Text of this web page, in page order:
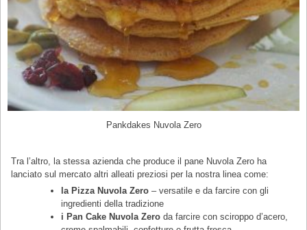
Pankdakes Nuvola Zero
Tra l’altro, la stessa azienda che produce il pane Nuvola Zero ha
lanciato sul mercato altri alleati preziosi per la nostra linea come:
la Pizza Nuvola Zero – versatile e da farcire con gli
ingredienti della tradizione
i Pan Cake Nuvola Zero da farcire con sciroppo d’acero,